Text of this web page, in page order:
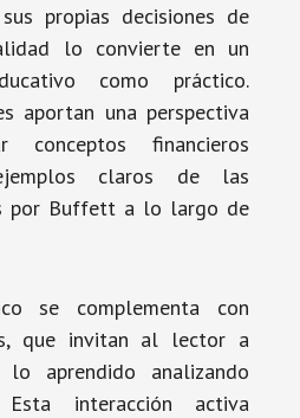
propias decisiones de
lo convierte en un
como práctico.
aportan una perspectiva
financieros
claros de las
por Buffett a lo largo de
se complementa con
que invitan al lector a
aprendido analizando
Esta interacción activa